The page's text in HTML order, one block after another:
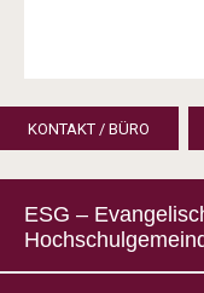
KONTAKT / BÜRO
ESG –